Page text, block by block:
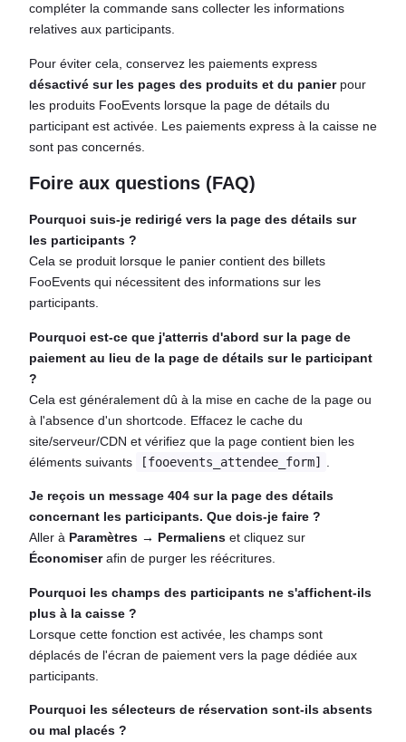
compléter la commande sans collecter les informations
relatives aux participants.
Pour éviter cela, conservez les paiements express
désactivé sur les pages des produits et du panierpour
les produits FooEvents lorsque la page de détails du
participant est activée. Les paiements express à la caisse ne
sont pas concernés.
Foire aux questions (FAQ)
Pourquoi suis-je redirigé vers la page des détails sur
les participants ?
Cela se produit lorsque le panier contient des billets
FooEvents qui nécessitent des informations sur les
participants.
Pourquoi est-ce que j'atterris d'abord sur la page de
paiement au lieu de la page de détails sur le participant
?
Cela est généralement dû à la mise en cache de la page ou
à l'absence d'un shortcode. Effacez le cache du
site/serveur/CDN et vérifiez que la page contient bien les
éléments suivants
[fooevents_attendee_form]
Je reçois un message 404 sur la page des détails
concernant les participants. Que dois-je faire ?
Aller à Paramètres → Permaliens et cliquez sur
Économiserafin de purger les réécritures.
Pourquoi les champs des participants ne s'affichent-ils
plus à la caisse ?
Lorsque cette fonction est activée, les champs sont
déplacés de l'écran de paiement vers la page dédiée aux
participants.
Pourquoi les sélecteurs de réservation sont-ils absents
ou mal placés ?